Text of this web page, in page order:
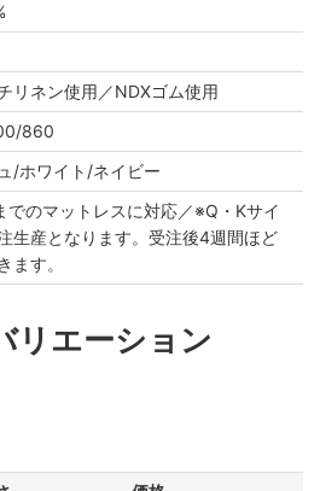
リネン使用／NDXゴム使用
860
/ホワイト/ネイビー
でのマットレスに対応／※Q・Kサイ
生産となります。受注後4週間ほど
ます。
リエーション